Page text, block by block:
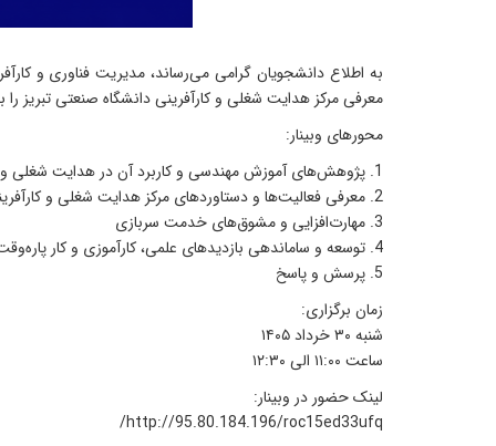
به اطلاع دانشجویان گرامی می‌رساند، مدیریت فناوری و
معرفی مرکز هدایت شغلی و کارآفرینی دانشگاه صنعتی تبریز را
محورهای وبینار:
1. پژوهش‌های آموزش مهندسی و کاربرد آن در هدایت شغلی و کارآفرینی
2. معرفی فعالیت‌ها و دستاوردهای مرکز هدایت شغلی و کارآفرینی
3. مهارت‌افزایی و مشوق‌های خدمت سربازی
4. توسعه و ساماندهی بازدیدهای علمی، کارآموزی و کار پاره‌وقت دانشجویان
5. پرسش و پاسخ
زمان برگزاری:
شنبه ۳۰ خرداد ۱۴۰۵
ساعت ۱۱:۰۰ الی ۱۲:۳۰
لینک حضور در وبینار:
http://95.80.184.196/roc15ed33ufq/